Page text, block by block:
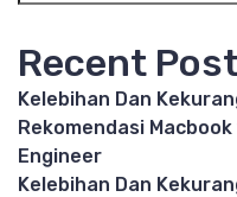
Recent
Kelebihan Dan
Rekomendasi
Engineer
Kelebihan Dan